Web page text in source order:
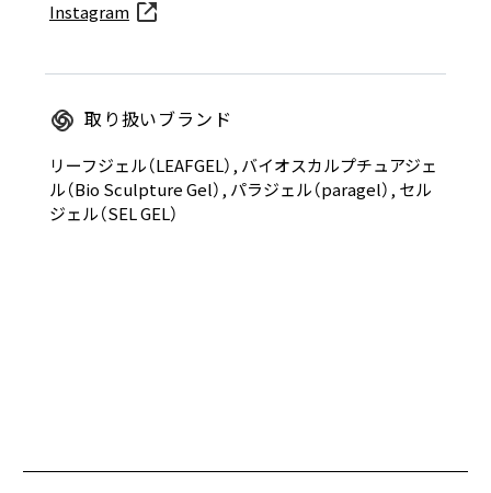
Instagram
取り扱いブランド
リーフジェル（LEAFGEL）, バイオスカルプチュアジェ
ル（Bio Sculpture Gel）, パラジェル（paragel）, セル
ジェル（SEL GEL）